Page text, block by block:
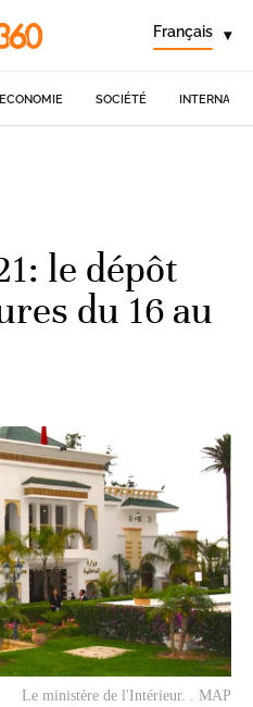
Français ▾
ECONOMIE SOCIÉTÉ
le dépôt
du 16 au
Le ministère de l'Intérieur. . MAP